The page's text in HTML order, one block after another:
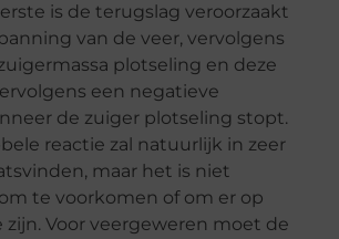
is de terugslag veroorzaakt
van de veer, vervolgens
plotseling en deze
een negatieve
de zuiger plotseling stopt.
reactie zal natuurlijk in zeer
maar het is niet
te voorkomen of om er op
Voor veergeweren moet de